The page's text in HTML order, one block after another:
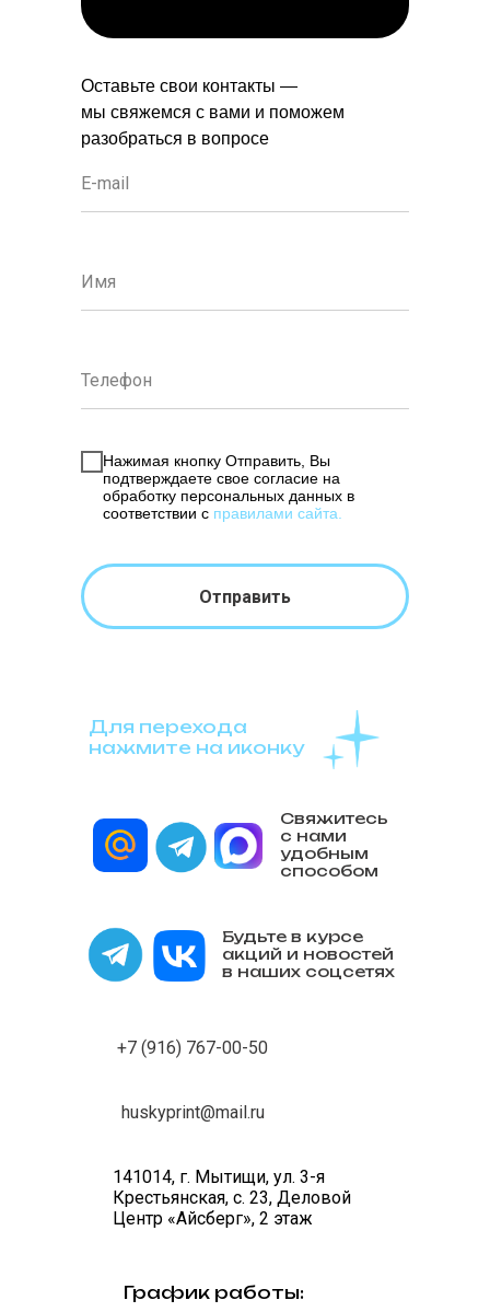
Нажимая кнопку Отправить, Вы
подтверждаете свое согласие на
обработку персональных данных в
соответствии с правилами сайта.
Отправить
Оставьте свои контакты —
мы свяжемся с вами и поможем
разобраться в вопросе
Свяжитесь
с нами
удобным
способом
Будьте в курсе
акций и новостей
в наших соцсетях
Для перехода
нажмите на иконку
+7 (916) 767-00-50
huskyprint@mail.ru
141014, г. Мытищи, ул. 3-я
Крестьянская, с. 23, Деловой
Центр «Айсберг», 2 этаж
График работы: